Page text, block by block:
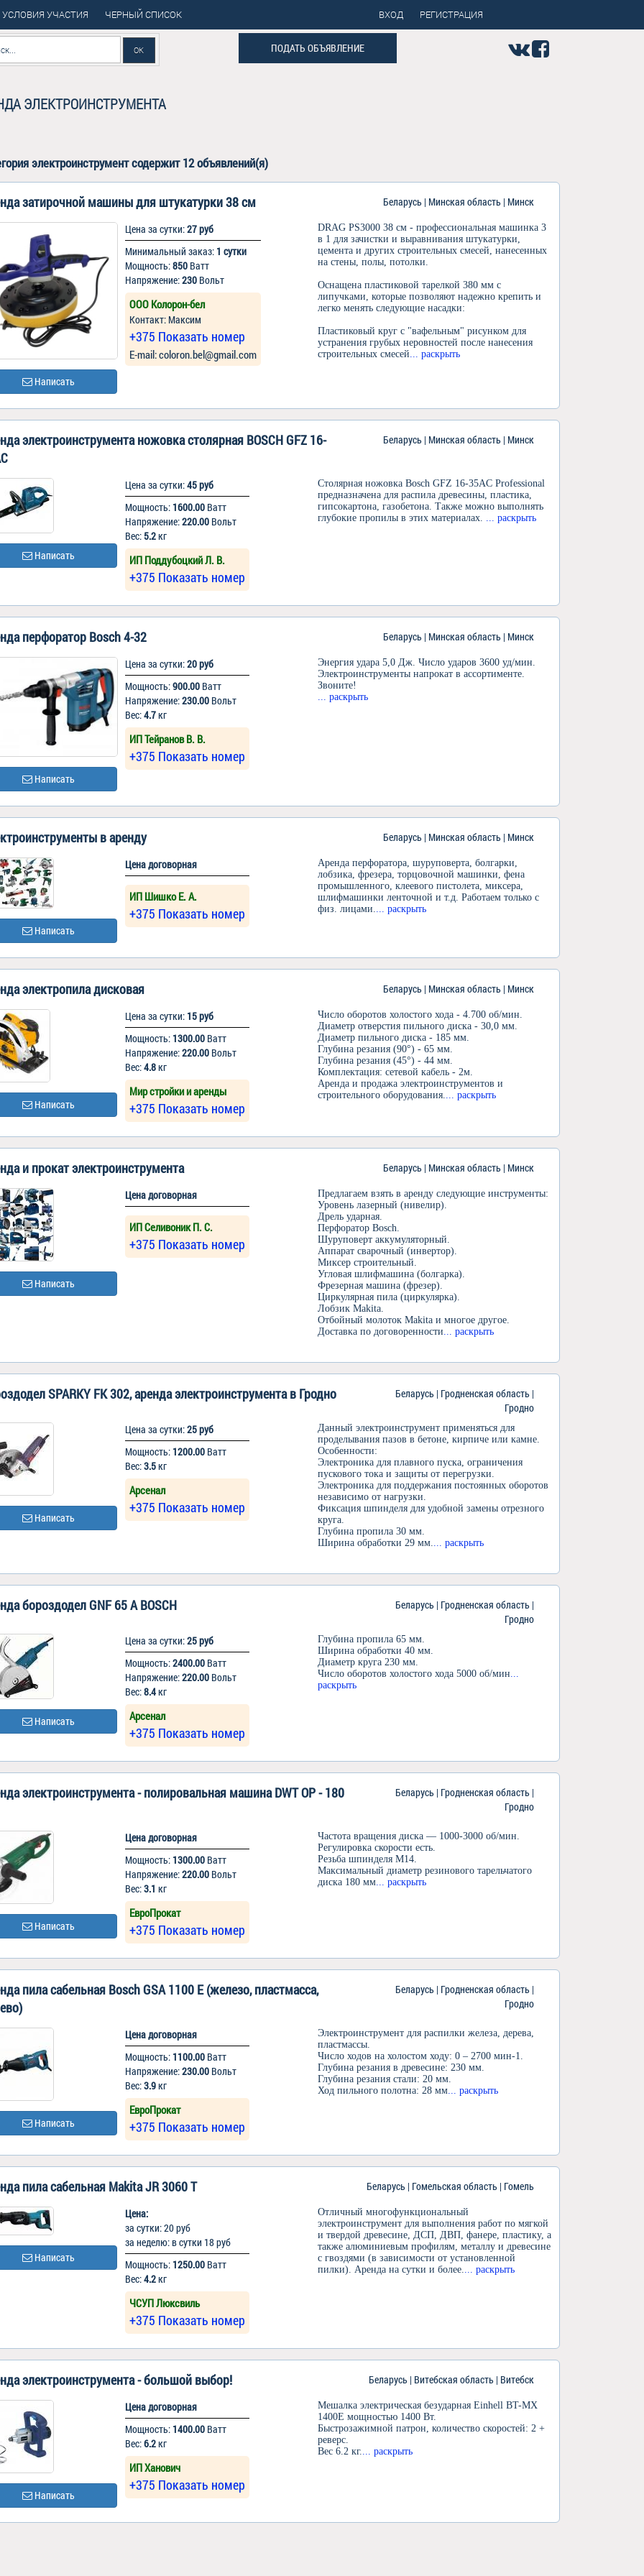
УСЛОВИЯ УЧАСТИЯ ЧЕРНЫЙ СПИСОК ВХОД РЕГИСТРАЦИЯ
ПОДАТЬ ОБЪЯВЛЕНИЕ
ЭЛЕКТРОИНСТРУМЕНТА
электроинструментсодержит 12 объявлений(я)
затирочной машины для штукатурки 38 см Беларусь | Минская область | Минск
Написать
Цена за сутки:27 руб
Минимальный заказ: 1 сутки
Мощность:850Ватт
Напряжение:230Вольт
ООО Колорон-бел
Контакт: Максим
+375 Показать номер
Е-mail: coloron.bel@gmail.com
DRAG PS3000 38 см - профессиональная машинка 3
в 1 для зачистки и выравнивания штукатурки,
цемента и других строительных смесей, нанесенных
на стены, полы, потолки.
Оснащена пластиковой тарелкой 380 мм с
липучками, которые позволяют надежно крепить и
легко менять следующие насадки:
Пластиковый круг с "вафельным" рисунком для
устранения грубых неровностей после нанесения
строительных смесей... раскрыть
электроинструмента ножовка столярная BOSCH GFZ 16-
Беларусь | Минская область | Минск
Написать
Цена за сутки:45 руб
Мощность: 1600.00Ватт
Напряжение:220.00Вольт
Вес: 5.2кг
ИП Поддубоцкий Л. В.
+375 Показать номер
Столярная ножовка Bosch GFZ 16-35AC Professional
предназначена для распила древесины, пластика,
гипсокартона, газобетона. Также можно выполнять
глубокие пропилы в этих материалах. ... раскрыть
перфоратор Bosch 4-32 Беларусь | Минская область | Минск
Написать
Цена за сутки:20 руб
Мощность:900.00Ватт
Напряжение:230.00Вольт
Вес:4.7кг
ИП Тейранов В. В.
+375 Показать номер
Энергия удара 5,0 Дж. Число ударов 3600 уд/мин.
Электроинструменты напрокат в ассортименте.
Звоните!
... раскрыть
в аренду Беларусь | Минская область | Минск
Написать
Цена договорная
ИП Шишко Е. А.
+375 Показать номер
Аренда перфоратора, шуруповерта, болгарки,
лобзика, фрезера, торцовочной машинки, фена
промышленного, клеевого пистолета, миксера,
шлифмашинки ленточной и т.д. Работаем только с
физ. лицами.
... раскрыть
электропила дисковая Беларусь | Минская область | Минск
Написать
Цена за сутки: 15 руб
Мощность: 1300.00Ватт
Напряжение:220.00Вольт
Вес:4.8кг
Мир стройки и аренды
+375 Показать номер
Число оборотов холостого хода - 4.700 об/мин.
Диаметр отверстия пильного диска - 30,0 мм.
Диаметр пильного диска - 185 мм.
Глубина резания (90°) - 65 мм.
Глубина резания (45°) - 44 мм.
Комплектация: сетевой кабель - 2м.
Аренда и продажа электроинструментов и
строительного оборудования.
... раскрыть
и прокат электроинструмента Беларусь | Минская область | Минск
Написать
Цена договорная
ИП Селивоник П. С.
+375 Показать номер
Предлагаем взять в аренду следующие инструменты:
Уровень лазерный (нивелир).
Дрель ударная.
Перфоратор Bosch.
Шуруповерт аккумуляторный.
Аппарат сварочный (инвертор).
Миксер строительный.
Угловая шлифмашина (болгарка).
Фрезерная машина (фрезер).
Циркулярная пила (циркулярка).
Лобзик Makita.
Отбойный молоток Makita и многое другое.
Доставка по договоренности ... раскрыть
SPARKY FK 302, аренда электроинструмента в Гродно
Беларусь | Гродненская область |
Гродно
Написать
Цена за сутки:25 руб
Мощность: 1200.00Ватт
Вес:3.5кг
Арсенал
+375 Показать номер
Данный электроинструмент применяться для
проделывания пазов в бетоне, кирпиче или камне.
Особенности:
Электроника для плавного пуска, ограничения
пускового тока и защиты от перегрузки.
Электроника для поддержания постоянных оборотов
независимо от нагрузки.
Фиксация шпинделя для удобной замены отрезного
круга.
Глубина пропила 30 мм.
Ширина обработки 29 мм.
... раскрыть
бороздодел GNF 65 A BOSCH
Беларусь | Гродненская область |
Гродно
Написать
Цена за сутки:25 руб
Мощность:2400.00Ватт
Напряжение:220.00Вольт
Вес:8.4кг
Арсенал
+375 Показать номер
Глубина пропила 65 мм.
Ширина обработки 40 мм.
Диаметр круга 230 мм.
Число оборотов холостого хода 5000 об/мин
раскрыть
электроинструмента - полировальная машина DWT OP - 180
Беларусь | Гродненская область |
Гродно
Написать
Цена договорная
Мощность: 1300.00Ватт
Напряжение:220.00Вольт
Вес:3.1 кг
ЕвроПрокат
+375 Показать номер
Частота вращения диска — 1000-3000 об/мин.
Регулировка скорости есть.
Резьба шпинделя M14.
Максимальный диаметр резинового тарельчатого
диска 180 мм ... раскрыть
пила сабельная Bosch GSA 1100 Е (железо, пластмасса,
Беларусь | Гродненская область |
Гродно
Написать
Цена договорная
Мощность: 1100.00Ватт
Напряжение:230.00Вольт
Вес:3.9кг
ЕвроПрокат
+375 Показать номер
Электроинструмент для распилки железа, дерева,
пластмассы.
Число ходов на холостом ходу: 0 – 2700 мин-1.
Глубина резания в древесине: 230 мм.
Глубина резания стали: 20 мм.
Ход пильного полотна: 28 мм ... раскрыть
пила сабельная Makita JR 3060 T Беларусь | Гомельская область | Гомель
Написать
Цена:
за сутки: 20 руб
за неделю: в сутки 18 руб
Мощность: 1250.00Ватт
Вес:4.2кг
ЧСУП Люксвиль
+375 Показать номер
Отличный многофункциональный
электроинструмент для выполнения работ по мягкой
и твердой древесине, ДСП, ДВП, фанере, пластику, а
также алюминиевым профилям, металлу и древесине
с гвоздями (в зависимости от установленной
пилки). Аренда на сутки и более.
... раскрыть
электроинструмента - большой выбор! Беларусь | Витебская область | Витебск
Написать
Цена договорная
Мощность: 1400.00Ватт
Вес:6.2кг
ИП Ханович
+375 Показать номер
Мешалка электрическая безударная Einhell BT-MX
1400E мощностью 1400 Вт.
Быстрозажимной патрон, количество скоростей: 2 +
реверс.
Вес 6.2 кг.
... раскрыть